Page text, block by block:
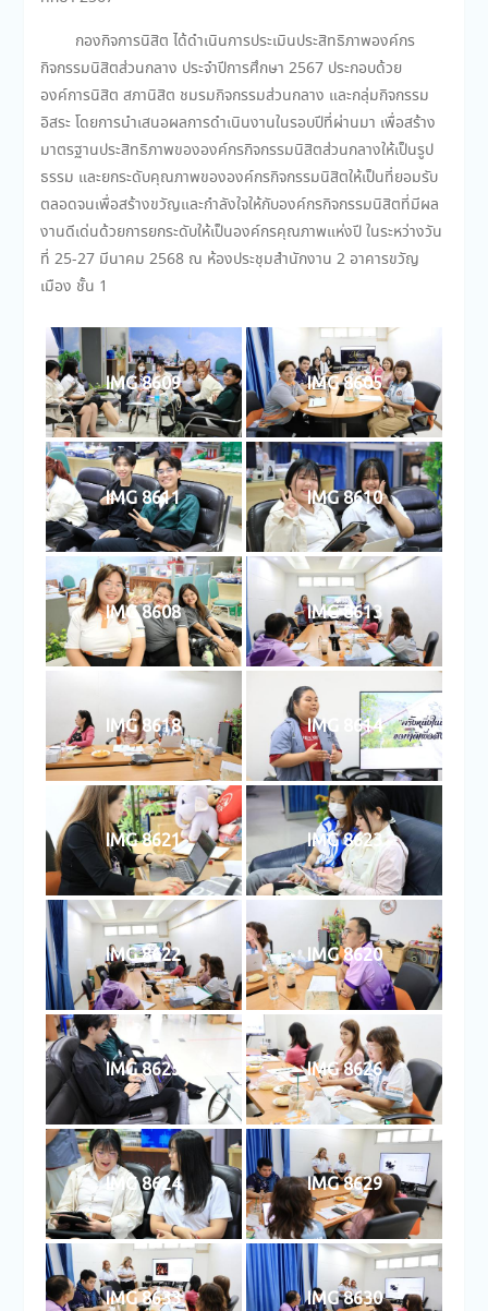
กองกิจการนิสิต ได้ดำเนินการประเมินประสิทธิภาพองค์กร
กิจกรรมนิสิตส่วนกลาง ประจำปีการศึกษา 2567 ประกอบด้วย
องค์การนิสิต สภานิสิต ชมรมกิจกรรมส่วนกลาง และกลุ่มกิจกรรม
อิสระ โดยการนำเสนอผลการดำเนินงานในรอบปีที่ผ่านมา เพื่อสร้าง
มาตรฐานประสิทธิภาพขององค์กรกิจกรรมนิสิตส่วนกลางให้เป็นรูป
ธรรม และยกระดับคุณภาพขององค์กรกิจกรรมนิสิตให้เป็นที่ยอมรับ
ตลอดจนเพื่อสร้างขวัญและกำลังใจให้กับองค์กรกิจกรรมนิสิตที่มีผล
งานดีเด่นด้วยการยกระดับให้เป็นองค์กรคุณภาพแห่งปี ในระหว่างวัน
ที่ 25-27 มีนาคม 2568 ณ ห้องประชุมสำนักงาน 2 อาคารขวัญ
เมือง ชั้น 1
IMG 8609 IMG 8605
IMG 8611 IMG 8610
IMG 8608 IMG 8613
IMG 8618 IMG 8614
IMG 8621 IMG 8623
IMG 8622 IMG 8620
IMG 8625 IMG 8626
IMG 8624 IMG 8629
IMG 8633 IMG 8630